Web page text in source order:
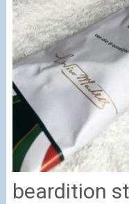
beardition